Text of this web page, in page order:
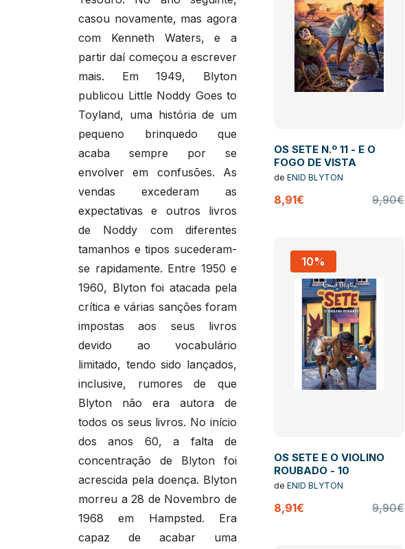
casou novamente, mas agora
com Kenneth Waters, e a
partir daí começou a escrever
mais. Em 1949, Blyton
publicou Little Noddy Goes to
Toyland, uma história de um
pequeno brinquedo que
acaba sempre por se
envolver em confusões. As
vendas excederam as
expectativas e outros livros
de Noddy com diferentes
tamanhos e tipos sucederam-
se rapidamente. Entre 1950 e
1960, Blyton foi atacada pela
crítica e várias sanções foram
impostas aos seus livros
devido ao vocabulário
limitado, tendo sido lançados,
inclusive, rumores de que
Blyton não era autora de
todos os seus livros. No início
dos anos 60, a falta de
concentração de Blyton foi
acrescida pela doença. Blyton
morreu a 28 de Novembro de
1968 em Hampsted. Era
capaz de acabar uma
OS SETE N.º 11 - E O
FOGO DE VISTA
de ENID BLYTON
8,91€ 9,90€
10%
OS SETE E O VIOLINO
ROUBADO - 10
de ENID BLYTON
8,91€ 9,90€